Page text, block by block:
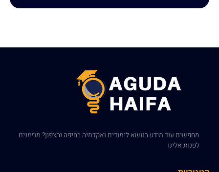
מחפשים עוד מידע בנושא לימודים ואקדמיה בחיפה והצפון? מוזמנים
לפנות אלינו